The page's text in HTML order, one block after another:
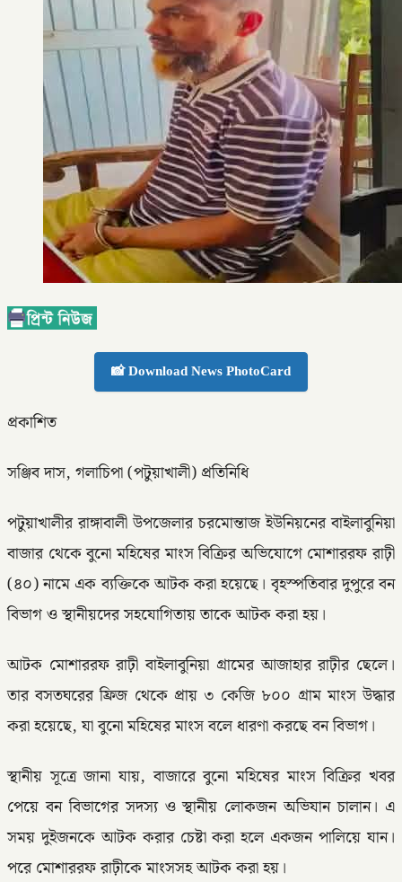
📸 Download News PhotoCard
প্রকাশিত
সঞ্জিব দাস, গলাচিপা (পটুয়াখালী) প্রতিনিধি
পটুয়াখালীর রাঙ্গাবালী উপজেলার চরমোন্তাজ ইউনিয়নের বাইলাবুনিয়া
বাজার থেকে বুনো মহিষের মাংস বিক্রির অভিযোগে মোশাররফ রাঢ়ী
(৪০) নামে এক ব্যক্তিকে আটক করা হয়েছে। বৃহস্পতিবার দুপুরে বন
বিভাগ ও স্থানীয়দের সহযোগিতায় তাকে আটক করা হয়।
আটক মোশাররফ রাঢ়ী বাইলাবুনিয়া গ্রামের আজাহার রাঢ়ীর ছেলে।
তার বসতঘরের ফ্রিজ থেকে প্রায় ৩ কেজি ৮০০ গ্রাম মাংস উদ্ধার
করা হয়েছে, যা বুনো মহিষের মাংস বলে ধারণা করছে বন বিভাগ।
স্থানীয় সূত্রে জানা যায়, বাজারে বুনো মহিষের মাংস বিক্রির খবর
পেয়ে বন বিভাগের সদস্য ও স্থানীয় লোকজন অভিযান চালান। এ
সময় দুইজনকে আটক করার চেষ্টা করা হলে একজন পালিয়ে যান।
পরে মোশাররফ রাঢ়ীকে মাংসসহ আটক করা হয়।